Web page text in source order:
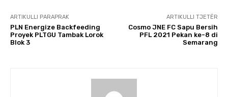
ARTIKULLI PARAPRAK
PLN Energize Backfeeding
Proyek PLTGU Tambak Lorok
Blok 3
ARTIKULLI TJETËR
Cosmo JNE FC Sapu Bersih
PFL 2021 Pekan ke-8 di
Semarang